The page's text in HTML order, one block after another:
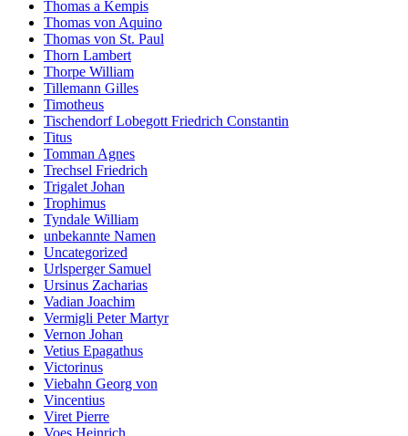
Thomas a Kempis
Thomas von Aquino
Thomas von St. Paul
Thorn Lambert
Thorpe William
Tillemann Gilles
Timotheus
Tischendorf Lobegott Friedrich Constantin
Titus
Tomman Agnes
Trechsel Friedrich
Trigalet Johan
Trophimus
Tyndale William
unbekannte Namen
Uncategorized
Urlsperger Samuel
Ursinus Zacharias
Vadian Joachim
Vermigli Peter Martyr
Vernon Johan
Vetius Epagathus
Victorinus
Viebahn Georg von
Vincentius
Viret Pierre